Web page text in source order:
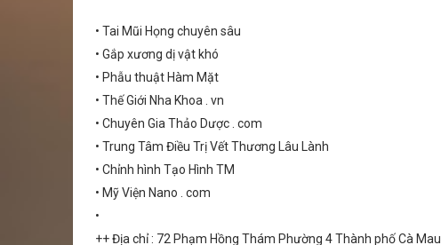
• Tai Mũi Họng chuyên sâu
• Gắp xương dị vật khó
• Phẫu thuật Hàm Mặt
• Thế Giới Nha Khoa . vn
• Chuyên Gia Thảo Dược . com
• Trung Tâm Điều Trị Vết Thương Lâu Lành
• Chỉnh hình Tạo Hình TM
• Mỹ Viện Nano . com
•
++ Địa chỉ : 72 Phạm Hồng Thám Phường 4 Thành phố Cà Mau